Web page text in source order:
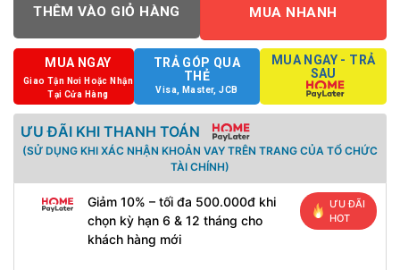
THÊM VÀO GIỎ HÀNG MUA NHANH
MUA NGAY
Giao Tận Nơi Hoặc Nhận
Tại Cửa Hàng
TRẢ GÓP QUA
THẺ
Visa, Master, JCB
MUA NGAY - TRẢ
SAU
ƯU ĐÃI KHI THANH TOÁN
(SỬ DỤNG KHI XÁC NHẬN KHOẢN VAY TRÊN TRANG CỦA TỔ CHỨC
TÀI CHÍNH)
Giảm 10% – tối đa 500.000đ khi
chọn kỳ hạn 6 & 12 tháng cho
khách hàng mới
ƯU ĐÃI
HOT